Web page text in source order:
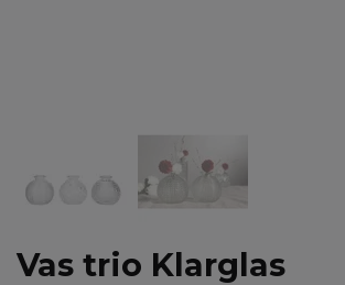
Vas trio Klarglas